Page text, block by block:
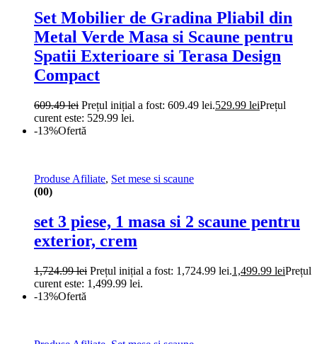
Set Mobilier de Gradina Pliabil din
Metal Verde Masa si Scaune pentru
Spatii Exterioare si Terasa Design
Compact
609.49lei Prețul inițial a fost: 609.49 lei.529.99 leiPrețul
curent este: 529.99 lei.
-13%Ofertă
Produse Afiliate, Set mese si scaune
(00)
set 3 piese, 1 masa si 2 scaune pentru
exterior, crem
1,724.99lei Prețul inițial a fost: 1,724.99 lei.1,499.99 leiPrețul
curent este: 1,499.99 lei.
-13%Ofertă